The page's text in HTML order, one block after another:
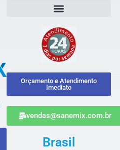
Orçamento e Atendimento
Imediato
vendas@sanemix.com.br
Brasil